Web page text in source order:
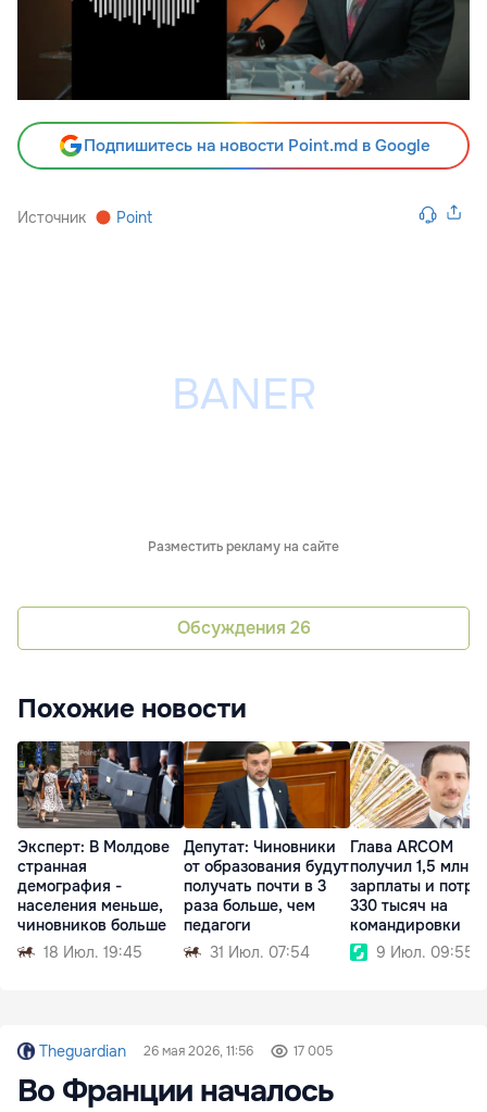
Подпишитесь на новости Point.md в Google
Источник Point
Разместить рекламу на сайте
Обсуждения 26
Похожие новости
Эксперт: В Молдове
странная
демография -
населения меньше,
чиновников больше
18 Июл. 19:45
Депутат: Чиновники
от образования будут
получать почти в 3
раза больше, чем
педагоги
31 Июл. 07:54
Глава ARCOM
получил 1,5 млн
зарплаты и
330 тысяч на
командировки
9 Июл. 09:55
Theguardian 26 мая 2026, 11:56 17 005
Во Франции началось